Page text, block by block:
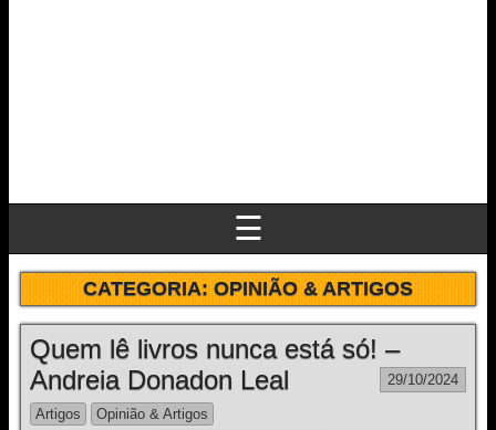
☰
CATEGORIA:OPINIÃO & ARTIGOS
Quem lê livros nunca está só! –
Andreia Donadon Leal
29/10/2024
Artigos Opinião & Artigos